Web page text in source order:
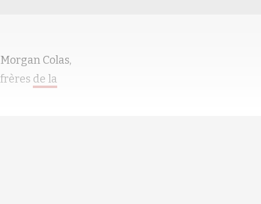
Colas,
de la